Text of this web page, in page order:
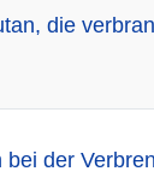
die
der